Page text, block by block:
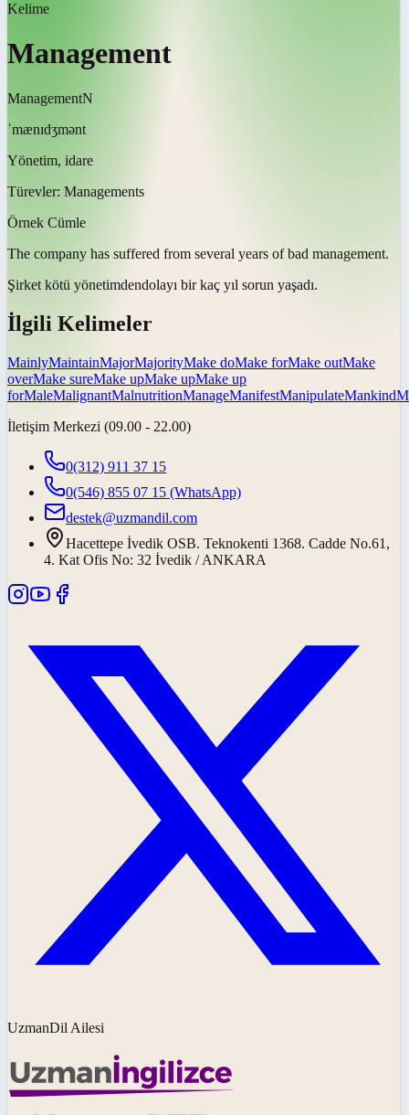
Kelime
Management
ManagementN
ˈmænɪdʒmənt
Yönetim, idare
Türevler: Managements
Örnek Cümle
The company has suffered from several years of bad management.
Şirket kötü yönetimdendolayı bir kaç yıl sorun yaşadı.
İlgili Kelimeler
MainlyMaintainMajorMajorityMake doMake forMake outMake
overMake sureMake upMake upMake up
forMaleMalignantMalnutritionManageManifestManipulateMankind
İletişim Merkezi (09.00 - 22.00)
0(312) 911 37 15
0(546) 855 07 15 (WhatsApp)
destek@uzmandil.com
Hacettepe İvedik OSB. Teknokenti 1368. Cadde No.61,
4. Kat Ofis No: 32 İvedik / ANKARA
UzmanDil Ailesi